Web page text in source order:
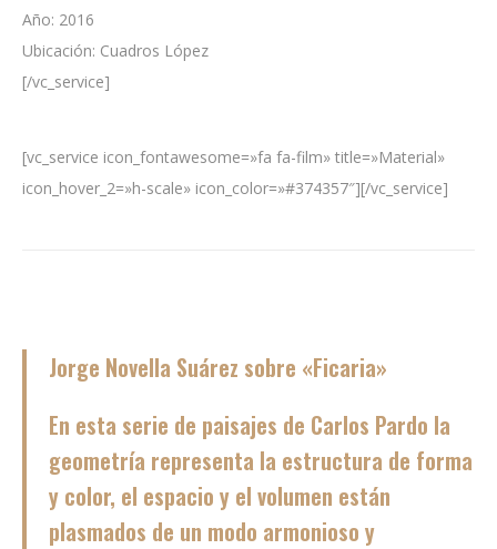
Año: 2016
Ubicación: Cuadros López
[/vc_service]
[vc_service icon_fontawesome=»fa fa-film» title=»Material»
icon_hover_2=»h-scale» icon_color=»#374357″][/vc_service]
Jorge Novella Suárez sobre «Ficaria»
En esta serie de paisajes de Carlos Pardo la
geometría representa la estructura de forma
y color, el espacio y el volumen están
plasmados de un modo armonioso y